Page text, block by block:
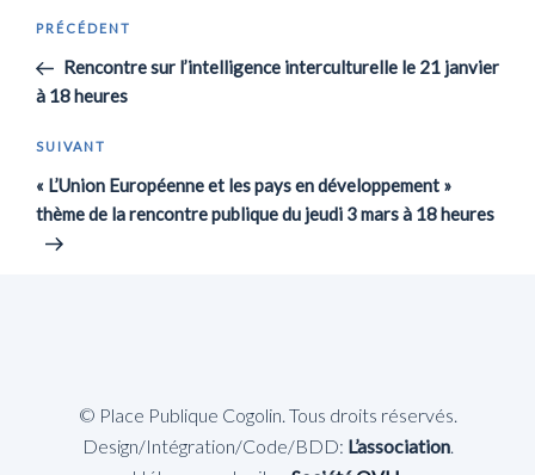
Navigation
de
l’article
Article
précédent
PRÉCÉDENT
Rencontre sur l’intelligence interculturelle le 21 janvier
à 18 heures
Article
suivant
SUIVANT
« L’Union Européenne et les pays en développement »
thème de la rencontre publique du jeudi 3 mars à 18 heures
© Place Publique Cogolin. Tous droits réservés.
Design/Intégration/Code/BDD: L’association.